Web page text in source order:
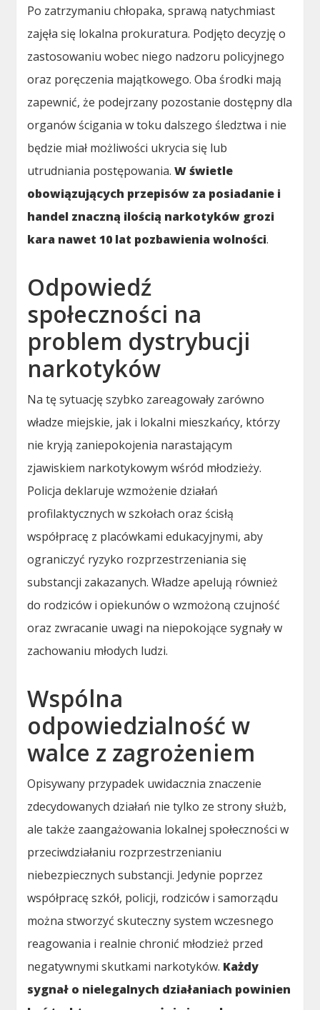
Po zatrzymaniu chłopaka, sprawą natychmiast
zajęła się lokalna prokuratura. Podjęto decyzję o
zastosowaniu wobec niego nadzoru policyjnego
oraz poręczenia majątkowego. Oba środki mają
zapewnić, że podejrzany pozostanie dostępny dla
organów ścigania w toku dalszego śledztwa i nie
będzie miał możliwości ukrycia się lub
utrudniania postępowania.W świetle
obowiązujących przepisów za posiadanie i
handel znaczną ilością narkotyków grozi
kara nawet 10 lat pozbawienia wolności.
Odpowiedź
społeczności na
problem dystrybucji
narkotyków
Na tę sytuację szybko zareagowały zarówno
władze miejskie, jak i lokalni mieszkańcy, którzy
nie kryją zaniepokojenia narastającym
zjawiskiem narkotykowym wśród młodzieży.
Policja deklaruje wzmożenie działań
profilaktycznych w szkołach oraz ścisłą
współpracę z placówkami edukacyjnymi, aby
ograniczyć ryzyko rozprzestrzeniania się
substancji zakazanych. Władze apelują również
do rodziców i opiekunów o wzmożoną czujność
oraz zwracanie uwagi na niepokojące sygnały w
zachowaniu młodych ludzi.
Wspólna
odpowiedzialność w
walce z zagrożeniem
Opisywany przypadek uwidacznia znaczenie
zdecydowanych działań nie tylko ze strony służb,
ale także zaangażowania lokalnej społeczności w
przeciwdziałaniu rozprzestrzenianiu
niebezpiecznych substancji. Jedynie poprzez
współpracę szkół, policji, rodziców i samorządu
można stworzyć skuteczny system wczesnego
reagowania i realnie chronić młodzież przed
negatywnymi skutkami narkotyków. Każdy
sygnał o nielegalnych działaniach powinien